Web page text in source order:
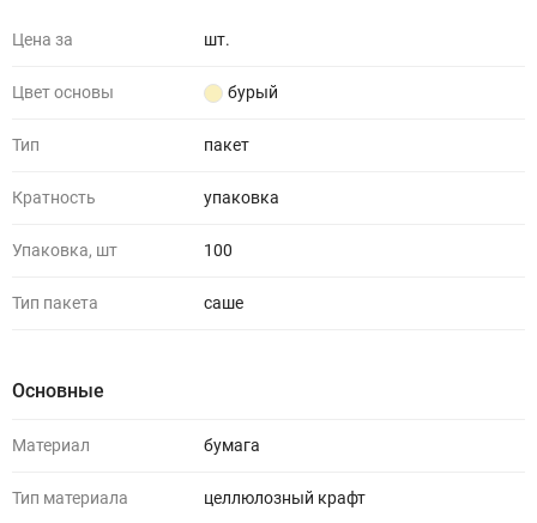
Цена за шт.
Цвет основы бурый
Тип пакет
Кратность упаковка
Упаковка, шт 100
Тип пакета саше
Основные
Материал бумага
Тип материала целлюлозный крафт